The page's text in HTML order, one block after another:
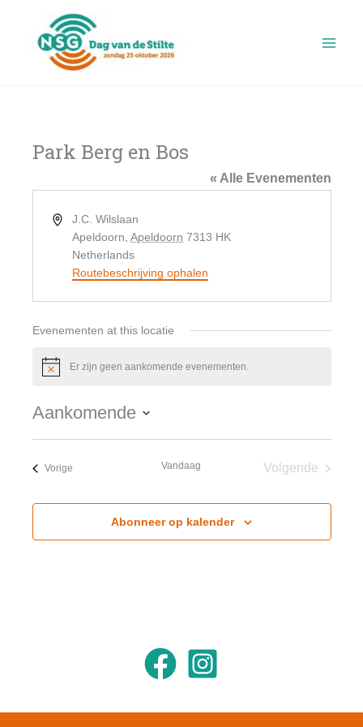
Park Berg en Bos
« Alle Evenementen
AdresJ.C. Wilslaan
Apeldoorn Apeldoorn 7313 HK
Netherlands
Routebeschrijving ophalen
Evenementen at this locatie
BerichtEr zijn geen aankomende evenementen.
Aankomende
Selecteer
eenVorigeEvenementen Vandaag
Volgende
Abonneer op kalender